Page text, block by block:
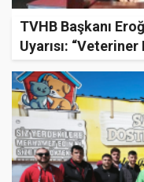
TVHB Başkanı
Uyarısı:
Kurban Olmaz”